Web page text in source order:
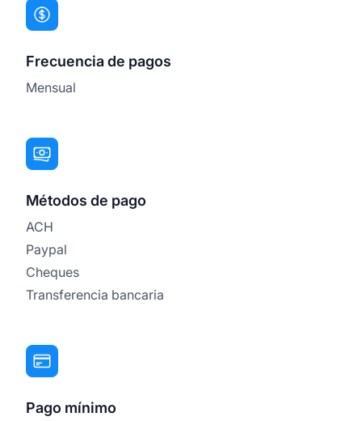
Frecuencia de pagos
Mensual
Métodos de pago
ACH
Paypal
Cheques
Transferencia bancaria
Pago mínimo